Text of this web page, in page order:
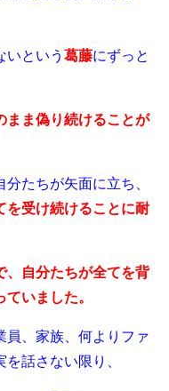
いという 葛藤にずっと
まま偽り続けることが
たちが矢面に立ち、
を受け続けることに耐
、自分たちが全てを背
いました。
員、家族、何よりファ
話さない限り、